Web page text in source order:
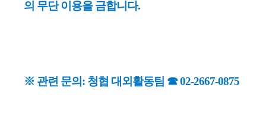
의 무단 이용을 금합니다.
※ 관련 문의: 청협 대외활동팀 ☎ 02-2667-0875